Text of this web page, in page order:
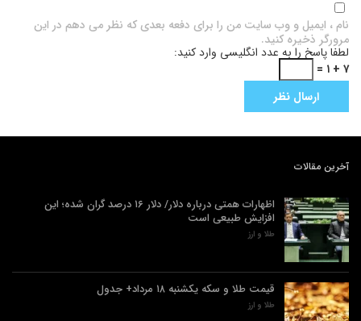
نام ، ایمیل و وب سایت من را برای دفعه بعدی که نظر می دهم در این
مرورگر ذخیره کنید.
لطفا پاسخ را به عدد انگلیسی وارد کنید:
۷ + ۱ =
آخرین مقالات
اظهارات همتی درباره دلار/ دلار ۱۶ درصد گران شده؛ این
افزایش طبیعی است
طلا و ارز
قیمت طلا و سکه یکشنبه ۱۸ مرداد+ جدول
طلا و ارز